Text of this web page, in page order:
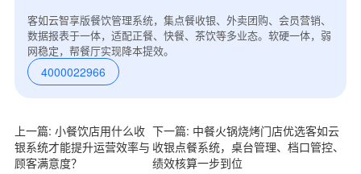
客如云智享版餐饮管理系统，集点餐收银、外卖团购、会员营销、
数据报表于一体，适配正餐、快餐、茶饮等多业态。软硬一体，弱
网稳定，帮餐厅实现降本提效。
4000022966
上一篇: 小餐饮店用什么收
银系统才能提升运营效率与
顾客满意度？
下一篇: 中餐火锅烧烤门店优选客如云
收银点餐系统，桌台管理、档口管控、
绩效核算一步到位
*联系方式